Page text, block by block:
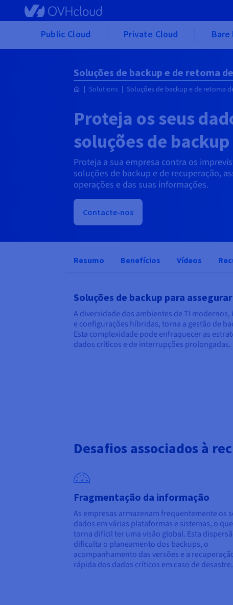
Skip to main content
Public Cloud Private Cloud Bare
Soluções de backup e de retoma
Solutions Soluções de backup e de retoma
Proteja os seus
soluções de backup
Proteja a sua empresa contra os
soluções de backup e de recuperação,
operações e das suas informações.
Contacte-nos
Resumo Benefícios Vídeos
Soluções de backup para
A diversidade dos ambientes de TI
e configurações híbridas, torna a gestão de
Esta complexidade pode enfraquecer as
dados críticos e de interrupções prolongadas.
Desafios associados à
Fragmentação da informação
As empresas armazenam frequentemente os
dados em várias plataformas e sistemas, o que
torna difícil ter uma visão global. Esta
dificulta o planeamento dos backups, o
acompanhamento das versões e a
rápida dos dados críticos em caso de desastre.